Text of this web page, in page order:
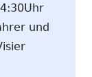
und